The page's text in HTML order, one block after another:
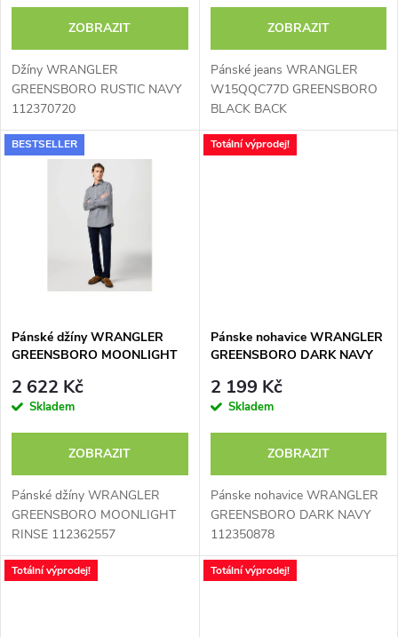
o
d
u
k
d
u
k
ZOBRAZIT
Džíny WRANGLER
GREENSBORO RUSTIC NAVY
112370720
ZOBRAZIT
Pánské jeans WRANGLER
W15QQC77D GREENSBORO
BLACK BACK
BESTSELLER
Pánské džíny WRANGLER
GREENSBORO MOONLIGHT
2 622 Kč
Skladem
ZOBRAZIT
Pánské džíny WRANGLER
GREENSBORO MOONLIGHT
RINSE 112362557
Totální výprodej!
Pánske nohavice WRANGLER
GREENSBORO DARK NAVY
2 199 Kč
Skladem
ZOBRAZIT
Pánske nohavice WRANGLER
GREENSBORO DARK NAVY
112350878
Totální výprodej! Totální výprodej!